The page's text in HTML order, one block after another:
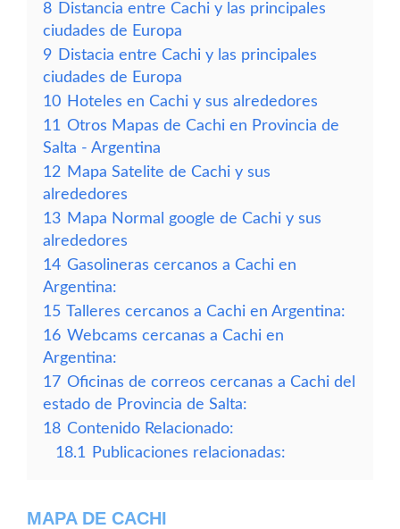
8 Distancia entre Cachi y las principales
ciudades de Europa
9 Distacia entre Cachi y las principales
ciudades de Europa
10 Hoteles en Cachi y sus alrededores
11 Otros Mapas de Cachi en Provincia de
Salta - Argentina
12 Mapa Satelite de Cachi y sus
alrededores
13 Mapa Normal google de Cachi y sus
alrededores
14 Gasolineras cercanos a Cachi en
Argentina:
15 Talleres cercanos a Cachi en Argentina:
16 Webcams cercanas a Cachi en
Argentina:
17 Oficinas de correos cercanas a Cachi del
estado de Provincia de Salta:
18 Contenido Relacionado:
18.1
Publicaciones relacionadas:
MAPA DE CACHI